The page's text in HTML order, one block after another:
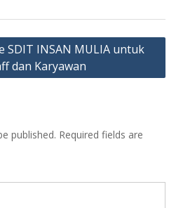
SDIT INSAN MULIA untuk
dan Karyawan
published. Required fields are